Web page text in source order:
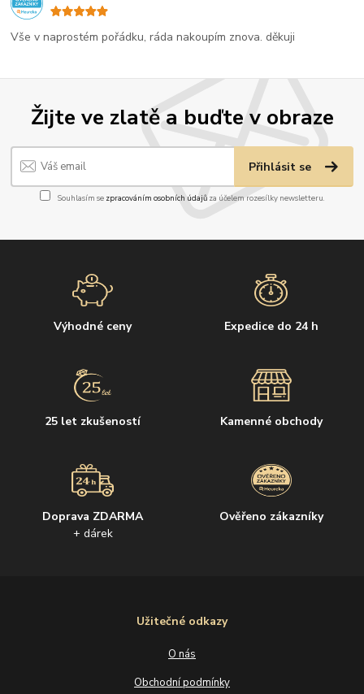
Žijte ve zlatě a buďte v obraze
Přihlásit se
Souhlasím se zpracováním osobních údajůza účelem rozesílky newsletteru.
Výhodné ceny Expedice do 24 h
25 let zkušeností Kamenné obchody
Doprava ZDARMA
+ dárek
Ověřeno zákazníky
Užitečné odkazy
O nás
Obchodní podmínky
Vše v naprostém pořádku, ráda nakoupím znova. děkuji